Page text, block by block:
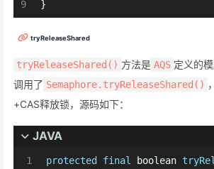
9
}
tryReleaseShared
tryReleaseShared() 方法是 AQS 定义的
调用了 Semaphore.tryReleaseShared()
+CAS释放锁，源码如下：
JAVA
1
protected final boolean